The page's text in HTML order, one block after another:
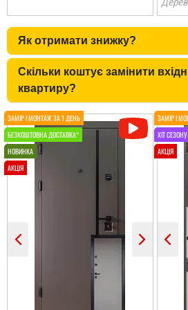
Олена
По рекомендації сусідів і
залишились
задоволеними.
читати всі відгуки
Як отримати знижку?
Скільки коштує замінити
квартиру?